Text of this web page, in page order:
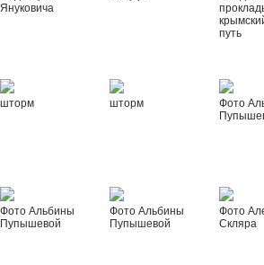
Януковича
путь
шторм шторм
Фото
Фото Альбины
Пупышевой
Фото Альбины
Пупышевой
Фото
Скляра